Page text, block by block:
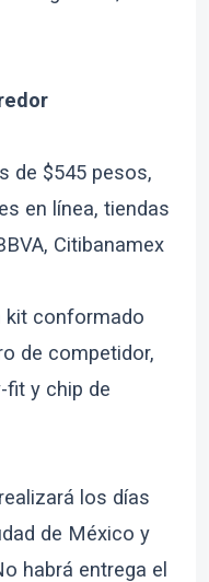
de $545 pesos,
en línea, tiendas
Citibanamex
kit conformado
de competidor,
fit y chip de
los días
de México y
habrá entrega el